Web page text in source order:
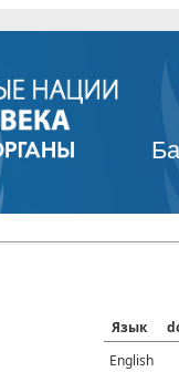
Язык
English